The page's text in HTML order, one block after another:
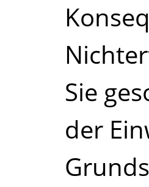
Sie
der